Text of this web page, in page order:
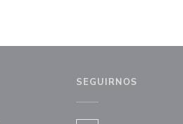
SEGUIRNOS